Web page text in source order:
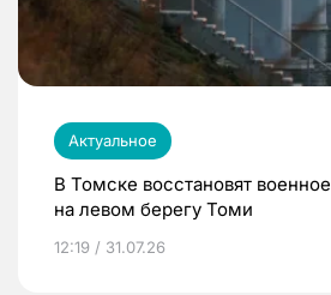
Актуальное
В Томске восстановят
на левом берегу Томи
12:19 / 31.07.26